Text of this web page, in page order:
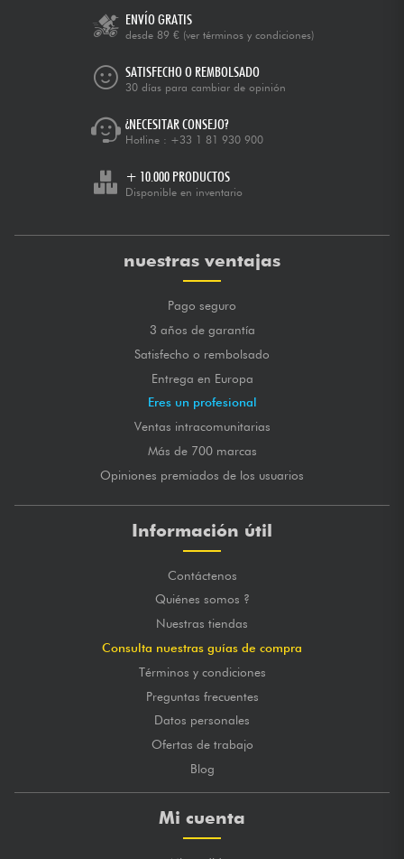
ENVÍO GRATIS
desde 89 € (ver términos y condiciones)
SATISFECHO O REMBOLSADO
30 días para cambiar de opinión
¿NECESITAR CONSEJO?
Hotline : +33 1 81 930 900
+ 10.000 PRODUCTOS
Disponible en inventario
nuestras ventajas
Pago seguro
3 años de garantía
Satisfecho o rembolsado
Entrega en Europa
Eres un profesional
Ventas intracomunitarias
Más de 700 marcas
Opiniones premiados de los usuarios
Información útil
Contáctenos
Quiénes somos ?
Nuestras tiendas
Consulta nuestras guías de compra
Términos y condiciones
Preguntas frecuentes
Datos personales
Ofertas de trabajo
Blog
Mi cuenta